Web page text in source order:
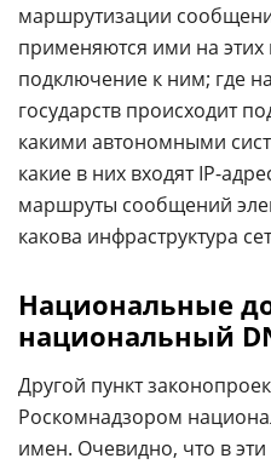
маршрутизации
применяются ими на этих
подключение к ним; где
государств происходит
какими автономными
какие в них входят IP-
маршруты сообщений
какова инфраструктура
Национальные
национальный
Другой пункт
Роскомнадзором
имен. Очевидно, что в